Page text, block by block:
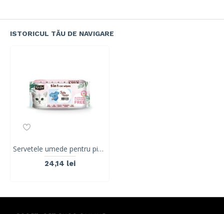
ISTORICUL TĂU DE NAVIGARE
Servetele umede pentru pisici, KIT KAT, 5 in 1, Baby Powder, 80 buc
24,14 lei